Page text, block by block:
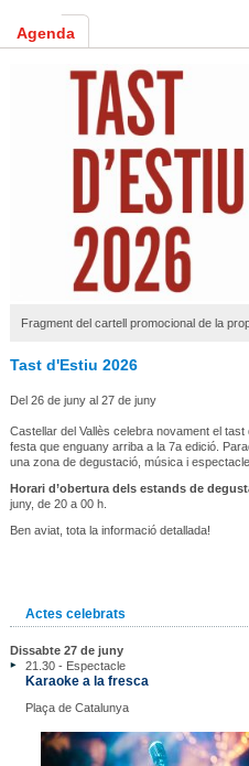
Agenda
Fragment del cartell promocional de la
Tast d'Estiu 2026
Del 26 de juny al 27 de juny
Castellar del Vallès celebra novament el
festa que enguany arriba a la 7a edició.
una zona de degustació, música i
Horari d’obertura dels estands de
juny, de 20 a 00 h.
Ben aviat, tota la informació detallada!
Actes celebrats
Dissabte 27 de juny
21.30 - Espectacle
Karaoke a la fresca
Plaça de Catalunya